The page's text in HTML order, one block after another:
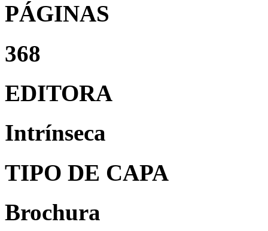
PÁGINAS
368
EDITORA
Intrínseca
TIPO DE CAPA
Brochura